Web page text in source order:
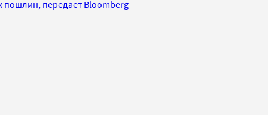
пошлин, передает Bloomberg